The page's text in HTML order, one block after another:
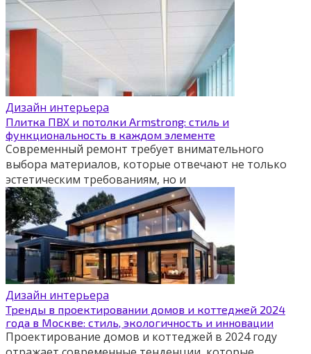
Дизайн интерьера
Плитка ПВХ и потолки Armstrong: стиль и
функциональность в каждом элементе
Современный ремонт требует внимательного
выбора материалов, которые отвечают не только
эстетическим требованиям, но и
Дизайн интерьера
Тренды в проектировании домов и коттеджей 2024
года в Москве: стиль, экологичность и инновации
Проектирование домов и коттеджей в 2024 году